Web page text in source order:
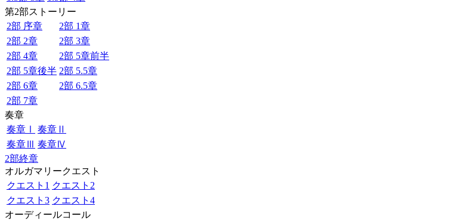
第2部ストーリー
2部 序章
2部 1章
2部 2章
2部 3章
2部 4章
2部 5章前半
2部 5章後半 2部 5.5章
2部 6章
2部 6.5章
2部 7章
奏章
奏章Ⅰ
奏章Ⅱ
奏章Ⅲ 奏章Ⅳ
2部終章
オルガマリークエスト
クエスト1 クエスト2
クエスト3 クエスト4
オーディールコール